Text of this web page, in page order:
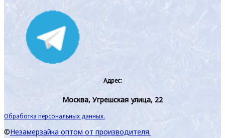
Адрес:
Москва, Угрешская улица, 22
Обработка персональных данных.
©Незамерзайка оптом от производителя.